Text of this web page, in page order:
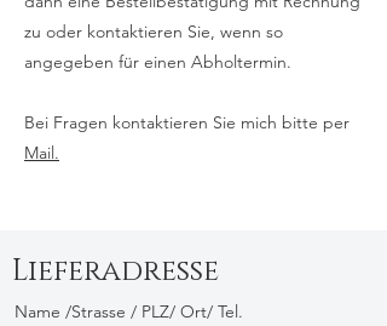
zu oder kontaktieren Sie, wenn so
angegeben für einen Abholtermin.
Bei Fragen kontaktieren Sie mich bitte per
Mail.
Lieferadresse
Name /Strasse / PLZ/ Ort/ Tel.